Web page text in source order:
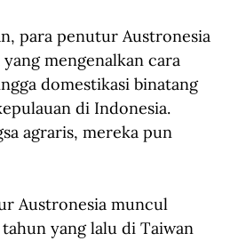
para penutur Austronesia
mengenalkan cara
domestikasi binatang
di Indonesia.
agraris, mereka pun
Austronesia muncul
yang lalu di Taiwan